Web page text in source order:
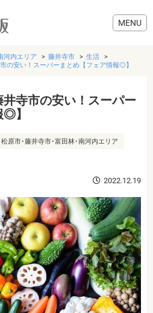
河内エリア 藤井寺市
生活
の安い！スーパーまとめ【フェア情報◎】
井寺市の安い！スーパー
】
松原市･藤井寺市･富田林･南河内エリア
2022.12.19